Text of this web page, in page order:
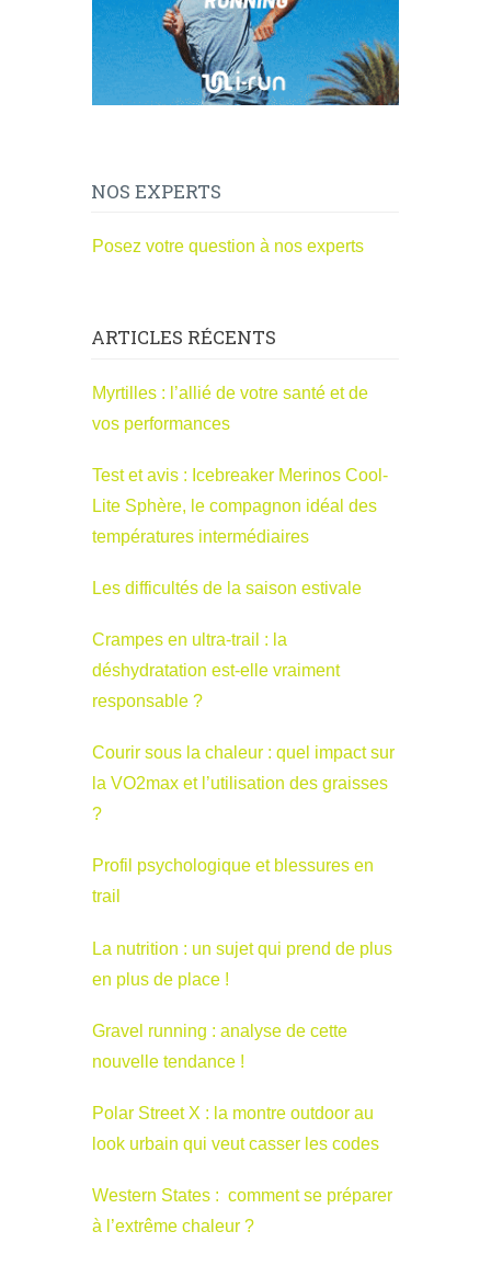
NOS EXPERTS
Posez votre question à nos experts
ARTICLES RÉCENTS
Myrtilles : l’allié de votre santé et de
vos performances
Test et avis : Icebreaker Merinos Cool-
Lite Sphère, le compagnon idéal des
températures intermédiaires
Les difficultés de la saison estivale
Crampes en ultra-trail : la
déshydratation est-elle vraiment
responsable ?
Courir sous la chaleur : quel impact sur
la VO2max et l’utilisation des graisses
?
Profil psychologique et blessures en
trail
La nutrition : un sujet qui prend de plus
en plus de place !
Gravel running : analyse de cette
nouvelle tendance !
Polar Street X : la montre outdoor au
look urbain qui veut casser les codes
Western States : comment se préparer
à l’extrême chaleur ?